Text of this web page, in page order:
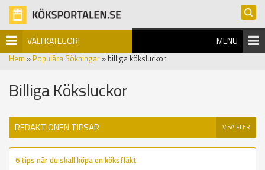
VÄLJ KATEGORI MENU
Hem » Populära Sökningar » billiga köksluckor
Billiga Köksluckor
REDAKTIONEN TIPSAR VISA FLER
6 tips när du skall köpa en köksfläkt